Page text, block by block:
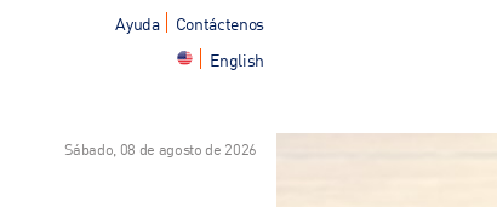
Ayuda
Contáctenos
English
Sábado, 08 de agosto de 2026